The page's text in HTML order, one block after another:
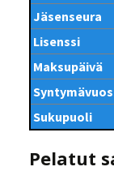
Jäsenseura
Lisenssi
Maksupäivä
Sukupuoli
Pelatut